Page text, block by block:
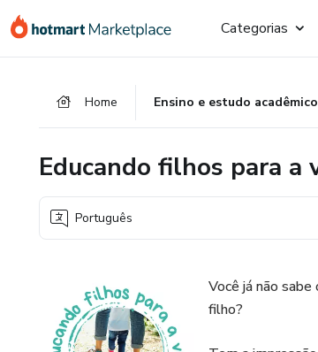
para
para
para
Categorias
Home Ensino e estudo acadêmico
Educando filhos para a
Português
Você já não
filho?